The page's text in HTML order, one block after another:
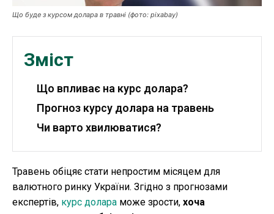
Курс валют
Ми в соц. мережах
Що буде з курсом долара в травні (фото: pixabay)
Зміст
Що впливає на курс долара?
Прогноз курсу долара на травень
Чи варто хвилюватися?
Травень обіцяє стати непростим місяцем для
валютного ринку України. Згідно з прогнозами
експертів, курс долара може зрости, хоча